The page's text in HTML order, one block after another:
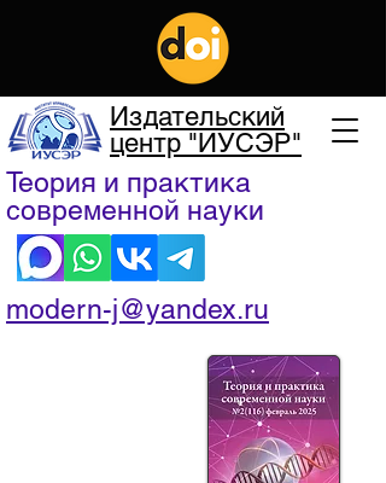
Издательский
центр "ИУСЭР"
Теория и практика
современной науки
modern-j@yandex.ru